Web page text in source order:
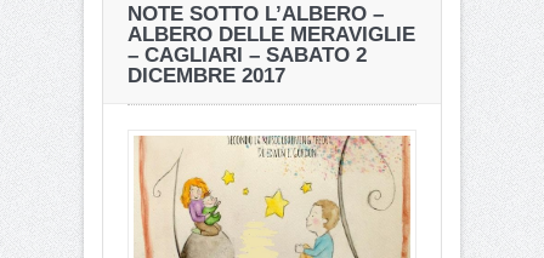
NOTE SOTTO L’ALBERO –
ALBERO DELLE MERAVIGLIE
– CAGLIARI – SABATO 2
DICEMBRE 2017